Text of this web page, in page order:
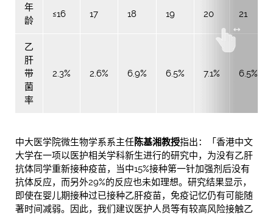
年
龄
≤16 17 18 19 20 21
乙
肝
带
菌
率
2.3% 2.6% 6.9% 6.5% 7.1% 6.5%
中大医学院微生物学系系主任陈基湘教授指出：「香港中文
大学在一项以医护相关学科新生进行的研究中，为没有乙肝
抗体同学重新接种疫苗，当中15%接种第一针加强剂后没有
抗体反应，而另外29%的反应也未如理想。研究结果显示，
即使在婴儿期接种过已接种乙肝疫苗，免疫记忆仍有可能随
著时间减弱。因此，我们建议医护人员等有较高风险接触乙